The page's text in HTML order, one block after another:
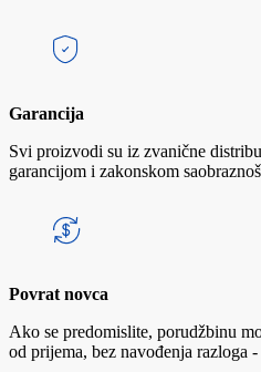
Garancija
Svi proizvodi su iz zvanične
garancijom i zakonskom
Povrat novca
Ako se predomislite, porudžbinu
od prijema, bez navođenja razloga